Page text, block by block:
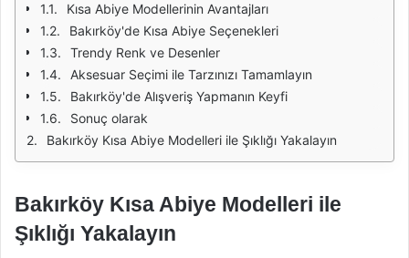
Kısa Abiye Modellerinin Avantajları
Bakırköy'de Kısa Abiye Seçenekleri
Trendy Renk ve Desenler
Aksesuar Seçimi ile Tarzınızı Tamamlayın
Bakırköy'de Alışveriş Yapmanın Keyfi
Sonuç olarak
Bakırköy Kısa Abiye Modelleri ile Şıklığı Yakalayın
Bakırköy Kısa Abiye Modelleri ile
Şıklığı Yakalayın